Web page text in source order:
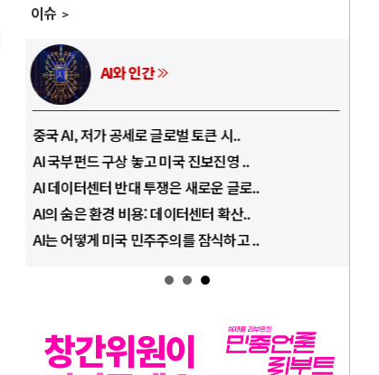
이슈
AI와 인간
중국 AI, 저가 공세로 글로벌 토큰 시..
AI 국부펀드 구상 놓고 미국 진보진영 ..
AI 데이터센터 반대 투쟁은 새로운 글로..
AI의 숨은 환경 비용: 데이터센터 확산..
AI는 어떻게 미국 민주주의를 잠식하고 ..